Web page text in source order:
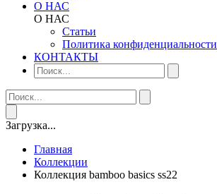
О НАС
О НАС
Статьи
Политика конфиденциальности
КОНТАКТЫ
Загрузка...
Главная
Коллекции
Коллекция bamboo basics ss22